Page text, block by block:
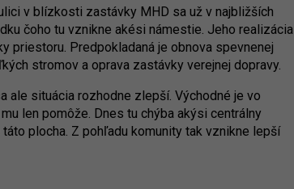
v blízkosti zastávky MHD sa už v najbližších
čoho tu vznikne akési námestie. Jeho realizácia
Predpokladaná je obnova spevnenej
stromov a oprava zastávky verejnej dopravy.
ale situácia rozhodne zlepší. Východné je vo
len pomôže. Dnes tu chýba akýsi centrálny
plocha. Z pohľadu komunity tak vznikne lepší